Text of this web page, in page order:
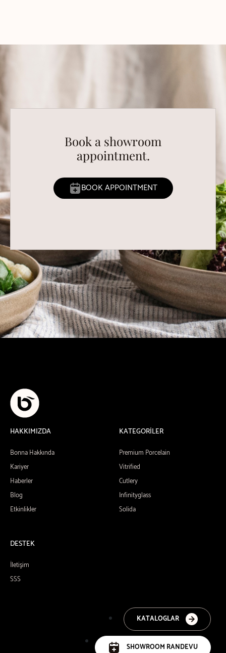
Book a showroom
appointment.
BOOK APPOINTMENT
HAKKIMIZDA
Bonna Hakkında
Kariyer
Haberler
Blog
Etkinlikler
KATEGORİLER
Premium Porcelain
Vitrified
Cutlery
Infinityglass
Solida
DESTEK
İletişim
SSS
KATALOGLAR
SHOWROOM RANDEVU